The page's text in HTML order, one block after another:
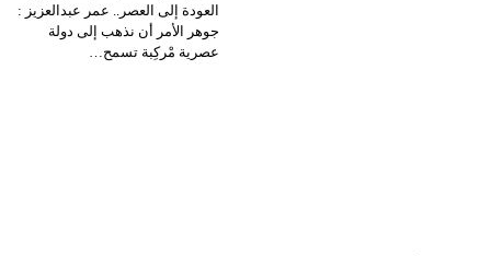
العودة إلى العصر.. عمر عبدالعزيز :
جوهر الأمر أن نذهب إلى دولة
عصرية مْركِبة تسمح…